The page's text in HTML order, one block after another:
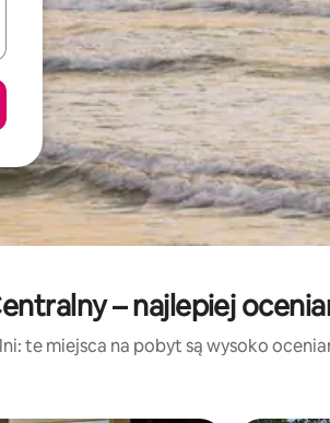
– najlepiej
te miejsca na pobyt są wysoko